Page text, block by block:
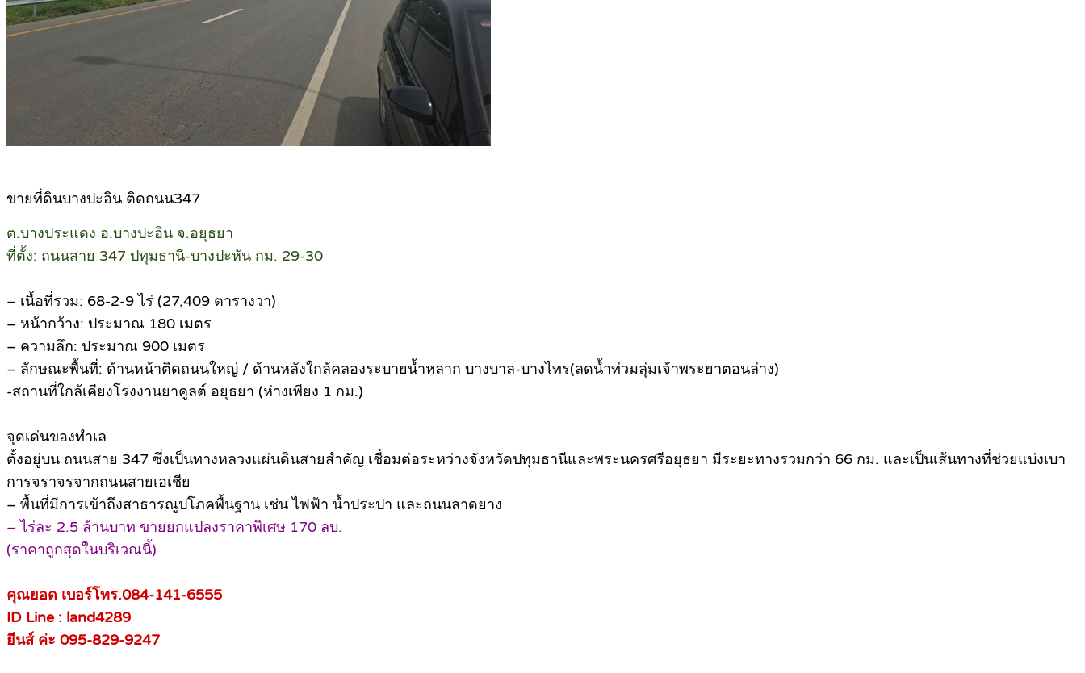
ขายที่ดินบางปะอิน ติดถนน347
ต.บางประแดง อ.บางปะอิน จ.อยุธยา
ที่ตั้ง: ถนนสาย 347 ปทุมธานี-บางปะหัน กม. 29-30
– เนื้อที่รวม: 68-2-9 ไร่ (27,409 ตารางวา)
– หน้ากว้าง: ประมาณ 180 เมตร
– ความลึก: ประมาณ 900 เมตร
– ลักษณะพื้นที่: ด้านหน้าติดถนนใหญ่ / ด้านหลังใกล้คลองระบายน้ำหลาก บางบาล-บางไทร(ลดน้ำท่วมลุ่มเจ้าพระยาตอนล่าง)
-สถานที่ใกล้เคียงโรงงานยาคูลต์ อยุธยา (ห่างเพียง 1 กม.)
จุดเด่นของทำเล
ตั้งอยู่บน ถนนสาย 347 ซึ่งเป็นทางหลวงแผ่นดินสายสำคัญ เชื่อมต่อระหว่างจังหวัดปทุมธานีและพระนครศรีอยุธยา มีระยะทางรวมกว่า 66 กม. และเป็นเส้นทางที่ช่วยแบ่งเบา
การจราจรจากถนนสายเอเชีย
– พื้นที่มีการเข้าถึงสาธารณูปโภคพื้นฐาน เช่น ไฟฟ้า น้ำประปา และถนนลาดยาง
– ไร่ละ 2.5 ล้านบาท ขายยกแปลงราคาพิเศษ 170 ลบ.
(ราคาถูกสุดในบริเวณนี้)
คุณยอด เบอร์โทร.084-141-6555
ID Line : land4289
ยีนส์ ค่ะ 095-829-9247